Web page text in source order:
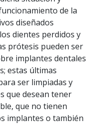
de la
diseñados
dientes perdidos y
prótesis pueden ser
implantes dentales
estas últimas
ser limpiadas y
que desean tener
que no tienen
implantes o también